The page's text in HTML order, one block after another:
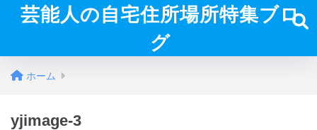
芸能人の自宅住所場所特集ブロ
グ
ホーム
yjimage-3